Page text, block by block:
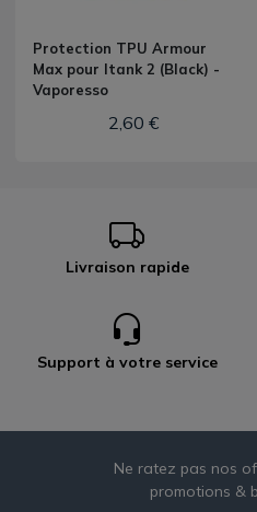
Protection TPU Armour
Max pour Itank 2 (Black) -
Vaporesso
2,60 €
Livraison rapide
Support à votre service
Ne ratez pas nos
promotions &